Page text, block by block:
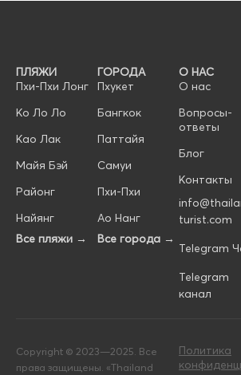
ПЛЯЖИ
Пхи-Пхи Лонг
Ко Ло Ло
Као Лак
Майя Бэй
Районг
Найянг
Все пляжи →
ГОРОДА
Пхукет
Бангкок
Паттайя
Самуи
Пхи-Пхи
Ао Нанг
Все города →
О НАС
О нас
Вопросы-
ответы
Блог
Контакты
turist.com
Telegram
Telegram
канал
Copyright © 2023—2025. Все
права защищены. «Thailand
Политика